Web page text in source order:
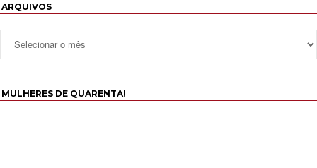
ARQUIVOS
MULHERES DE QUARENTA!